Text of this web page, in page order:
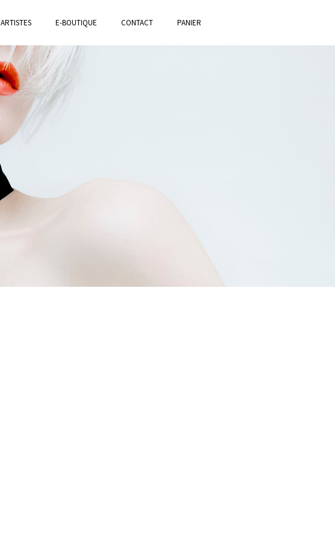
ARTISTES E-BOUTIQUE CONTACT PANIER